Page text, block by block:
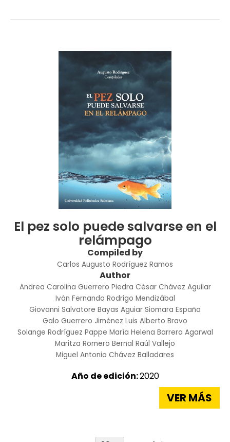
El pez solo puede salvarse en el
relámpago
Compiled by
Carlos Augusto Rodríguez Ramos
Author
Andrea Carolina Guerrero Piedra César Chávez Aguilar
Iván Fernando Rodrigo Mendizábal
Giovanni Salvatore Bayas Aguiar Siomara España
Galo Guerrero Jiménez Luis Alberto Bravo
Solange Rodríguez Pappe María Helena Barrera Agarwal
Maritza Romero Bernal Raúl Vallejo
Miguel Antonio Chávez Balladares
Año de edición:2020
VER MÁS